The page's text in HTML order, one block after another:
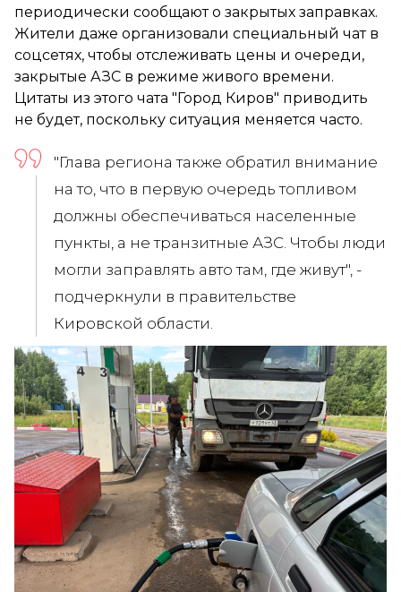
периодически сообщают о закрытых заправках.
Жители даже организовали специальный чат в
соцсетях, чтобы отслеживать цены и очереди,
закрытые АЗС в режиме живого времени.
Цитаты из этого чата "Город Киров" приводить
не будет, поскольку ситуация меняется часто.
"Глава региона также обратил внимание
на то, что в первую очередь топливом
должны обеспечиваться населенные
пункты, а не транзитные АЗС. Чтобы люди
могли заправлять авто там, где живут", -
подчеркнули в правительстве
Кировской области.